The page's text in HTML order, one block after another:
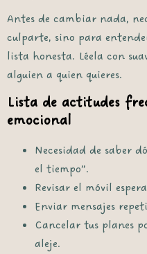
Antes de cambiar nada,
culparte, sino para
lista honesta. Léela con
alguien a quien quieres.
Lista de actitudes
emocional
Necesidad de saber
el tiempo”.
Revisar el móvil
Enviar mensajes
Cancelar tus planes
aleje.